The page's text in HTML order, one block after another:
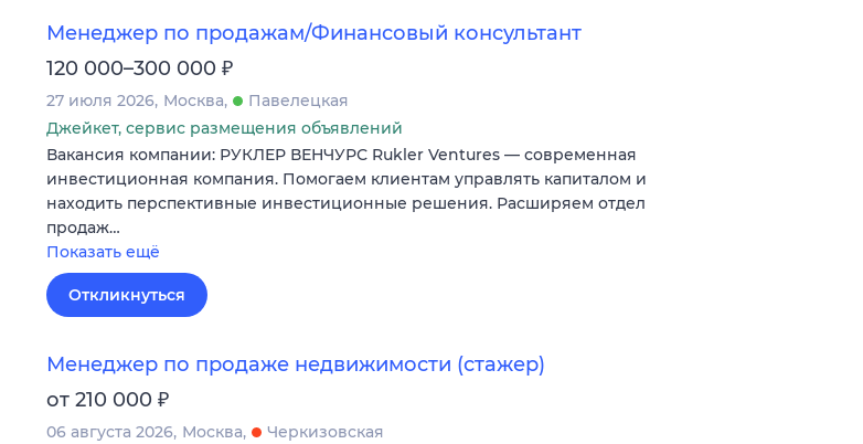
Менеджер по продажам/Финансовый консультант
120 000–300 000 ₽
27 июля 2026 Москва
Павелецкая
Джейкет, сервис размещения объявлений
Вакансия компании: РУКЛЕР ВЕНЧУРС Rukler Ventures — современная
инвестиционная компания. Помогаем клиентам управлять капиталом и
находить перспективные инвестиционные решения. Расширяем отдел
продаж…
Показать ещё
Откликнуться
Менеджер по продаже недвижимости (стажер)
от 210 000 ₽
06 августа 2026 Москва
Черкизовская